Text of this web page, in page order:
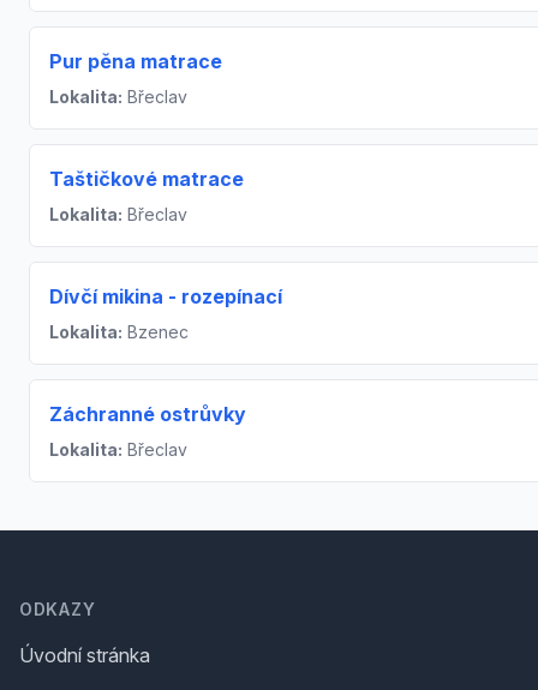
Pur pěna matrace
Lokalita: Břeclav
Taštičkové matrace
Lokalita: Břeclav
Dívčí mikina - rozepínací
Lokalita: Bzenec
Záchranné ostrůvky
Lokalita: Břeclav
ODKAZY
Úvodní stránka